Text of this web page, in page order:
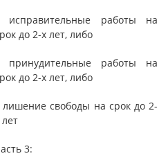
исправительные работы на
до 2-х лет, либо
принудительные работы на
до 2-х лет, либо
лишение свободы на срок до 2-
лет
3: